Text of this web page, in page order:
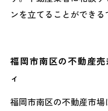
ンを立てることができる
福岡市南区の不動産
ィ
福岡市南区の不動産市